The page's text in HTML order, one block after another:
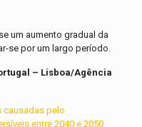
um aumento gradual da
se por um largo período.
– Lisboa/Agência
causadas pelo
entre 2040 e 2050